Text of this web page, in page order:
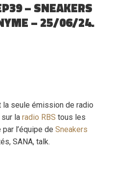
– SNEAKERS
– 25/06/24.
la seule émission de radio
la radio RBS tous les
l’équipe de Sneakers
SANA, talk.